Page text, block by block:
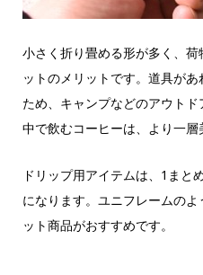
小さく折り畳める形が多く、
ットのメリットです。道具が
ため、キャンプなどのアウト
中で飲むコーヒーは、より一層
ドリップ用アイテムは、1まと
になります。ユニフレームの
ット商品がおすすめです。